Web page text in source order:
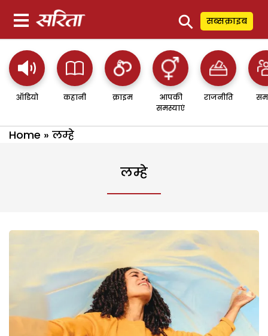
⚲ सब्सक्राइब
ऑडियो कहानी क्राइम
आपकी
समस्याएं
राजनीति
Home » लम्हे
लम्हे